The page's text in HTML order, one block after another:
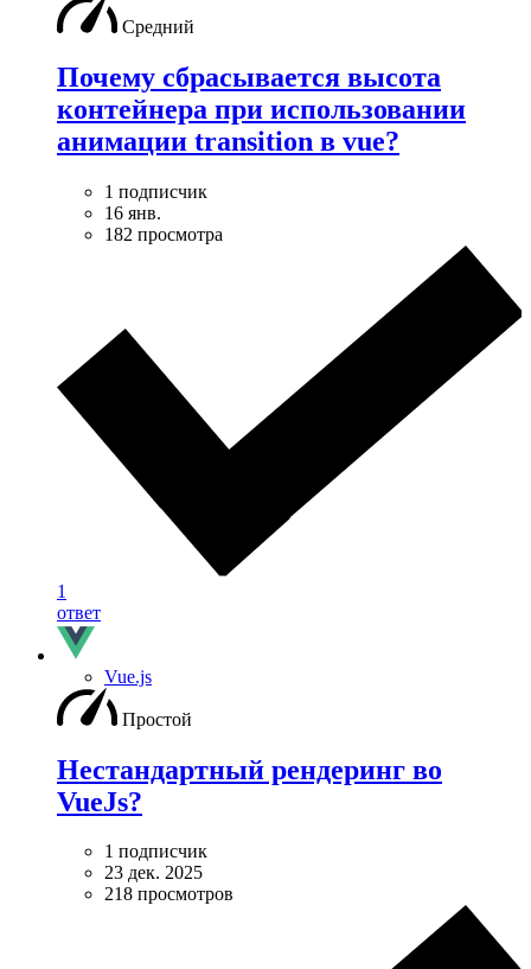
Средний
Почему сбрасывается высота
контейнера при использовании
анимации transition в vue?
1 подписчик
16 янв.
182 просмотра
1
ответ
Vue.js
Простой
Нестандартный рендеринг во
VueJs?
1 подписчик
23 дек. 2025
218 просмотров